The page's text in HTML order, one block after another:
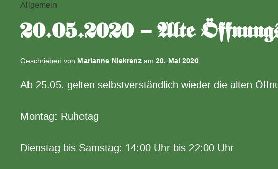
Allgemein
20.05.2020 – Alte
Geschrieben von Marianne Niekrenz am 20. Mai 2020
Ab 25.05. gelten selbstverständlich wieder die alten
Montag: Ruhetag
Dienstag bis Samstag: 14:00 Uhr bis 22:00 Uhr